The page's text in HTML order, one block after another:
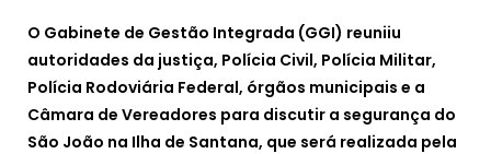
O Gabinete de Gestão Integrada (GGI) reuniiu
autoridades da justiça, Polícia Civil, Polícia Militar,
Polícia Rodoviária Federal, órgãos municipais e a
Câmara de Vereadores para discutir a segurança do
São João na Ilha de Santana, que será realizada pela